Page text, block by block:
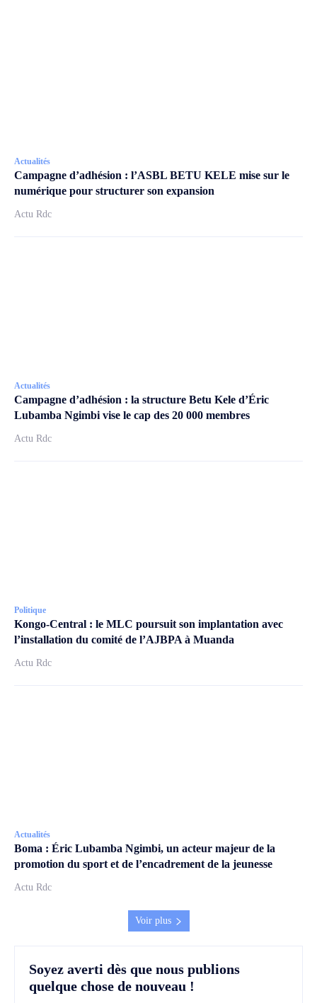
Actualités
Campagne d’adhésion : l’ASBL BETU KELE mise sur le
numérique pour structurer son expansion
Actu Rdc
Actualités
Campagne d’adhésion : la structure Betu Kele d’Éric
Lubamba Ngimbi vise le cap des 20 000 membres
Actu Rdc
Politique
Kongo-Central : le MLC poursuit son implantation avec
l’installation du comité de l’AJBPA à Muanda
Actu Rdc
Actualités
Boma : Éric Lubamba Ngimbi, un acteur majeur de la
promotion du sport et de l’encadrement de la jeunesse
Actu Rdc
Voir plus
Soyez averti dès que nous publions
quelque chose de nouveau !